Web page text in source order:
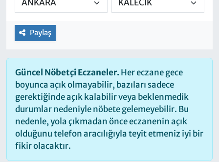
Paylaş
Güncel Nöbetçi Eczaneler.Her eczane gece
boyunca açık olmayabilir, bazıları sadece
gerektiğinde açık kalabilir veya beklenmedik
durumlar nedeniyle nöbete gelemeyebilir. Bu
nedenle, yola çıkmadan önce eczanenin açık
olduğunu telefon aracılığıyla teyit etmeniz iyi bir
fikir olacaktır.